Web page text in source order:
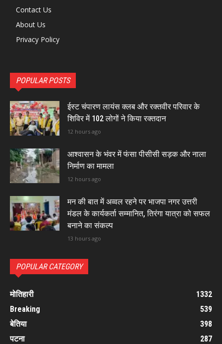
Contact Us
About Us
Privacy Policy
POPULAR POSTS
ईस्ट चंपारण लायंस क्लब और रक्तवीर परिवार के
शिविर में 102 लोगों ने किया रक्तदान
12 hours ago
आश्वासन के भंवर में फंसा पीसीसी सड़क और नाला
निर्माण का मामला
12 hours ago
मन की बात में अव्वल रहने पर भाजपा नगर उत्तरी
मंडल के कार्यकर्ता सम्मानित, तिरंगा यात्रा को सफल
बनाने का संकल्प
13 hours ago
POPULAR CATEGORY
मोतिहारी
1332
Breaking
539
बेतिया
398
पटना
287